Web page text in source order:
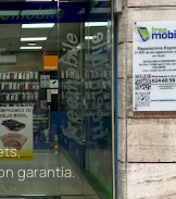
garantía.